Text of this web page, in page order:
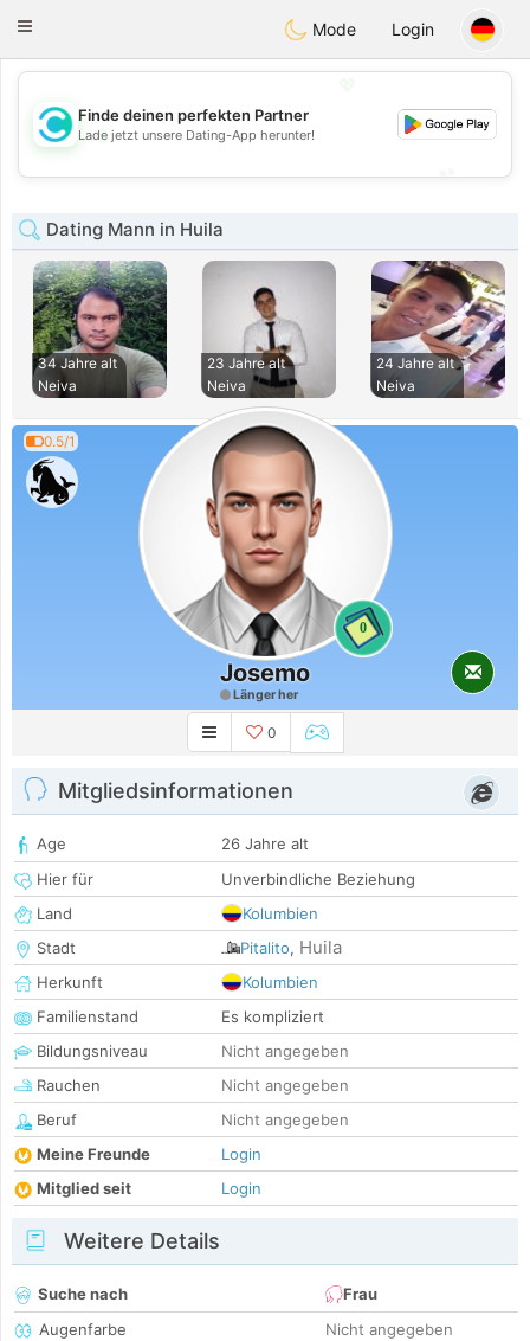
olombiaCitas
Toggle
Mode Login
💖
💕
Finde deinen perfekten Partner
Lade jetzt unsere Dating-App herunter!
Dating Mann in Huila
34 Jahre alt
Neiva
23 Jahre alt
Neiva
24 Jahre alt
Neiva
0.5/1
0
Josemo
Länger her
0
Mitgliedsinformationen
Age
26 Jahre alt
Hier für
Unverbindliche Beziehung
Land
Kolumbien
Stadt
Pitalito, Huila
Herkunft
Kolumbien
Familienstand
Es kompliziert
Bildungsniveau
Nicht angegeben
Rauchen
Nicht angegeben
Beruf
Nicht angegeben
Meine Freunde
Login
Mitglied seit
Login
Weitere Details
Suche nach
Frau
Augenfarbe
Nicht angegeben